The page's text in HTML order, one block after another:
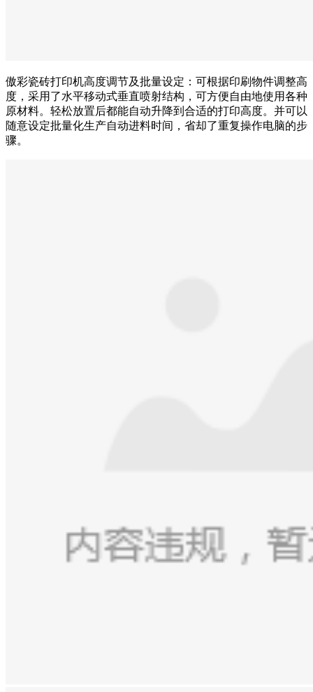
傲彩瓷砖打印机高度调节及批量设定：可根据印刷物件调整高
度，采用了水平移动式垂直喷射结构，可方便自由地使用各种
原材料。轻松放置后都能自动升降到合适的打印高度。并可以
随意设定批量化生产自动进料时间，省却了重复操作电脑的步
骤。